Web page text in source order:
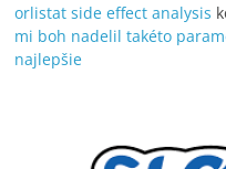
orlistat side effect analysis
mi boh nadelil takéto
najlepšie